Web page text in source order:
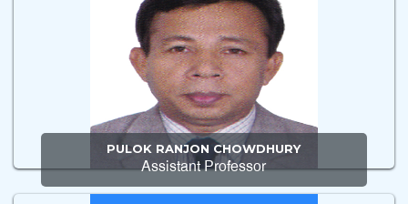
PULOK RANJON CHOWDHURY
Assistant Professor